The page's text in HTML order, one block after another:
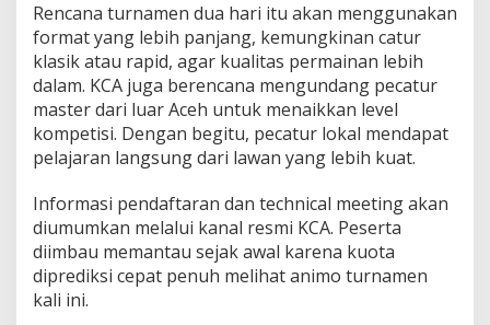
Rencana turnamen dua hari itu akan menggunakan
format yang lebih panjang, kemungkinan catur
klasik atau rapid, agar kualitas permainan lebih
dalam. KCA juga berencana mengundang pecatur
master dari luar Aceh untuk menaikkan level
kompetisi. Dengan begitu, pecatur lokal mendapat
pelajaran langsung dari lawan yang lebih kuat.
Informasi pendaftaran dan technical meeting akan
diumumkan melalui kanal resmi KCA. Peserta
diimbau memantau sejak awal karena kuota
diprediksi cepat penuh melihat animo turnamen
kali ini.